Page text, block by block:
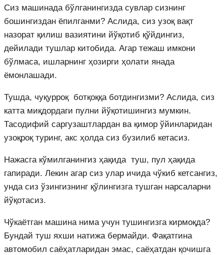
Сиз машинада бўлганингизда сувлар сизнинг
бошингиздан ёпилганми? Аслида, сиз узоқ вақт
назорат қилиш вазиятини йўқотиб қўйдингиз,
дейилади тушлар китобида. Агар тежаш имкони
бўлмаса, ишларнинг ҳозирги ҳолати янада
ёмонлашади.
Тушда, чуқурроқ ботқоққа ботдингизми? Аслида, сиз
катта миқдордаги пулни йўқотишингиз мумкин.
Тасодифий саргузаштлардан ва қимор ўйинларидан
узоқроқ туринг, акс ҳолда сиз бузилиб кетасиз.
Нажасга кўмилганингиз ҳақида туш, пул ҳақида
гапиради. Лекин агар сиз улар ичида чўкиб кетсангиз,
унда сиз ўзингизнинг қўлингизга тушган нарсаларни
йўқотасиз.
Чўкаётган машина нима учун тушингизга кирмоқда?
Бундай туш яхши натижа бермайди. Фақатгина
автомобил саёҳатларидан эмас, саёҳатдан қочишга